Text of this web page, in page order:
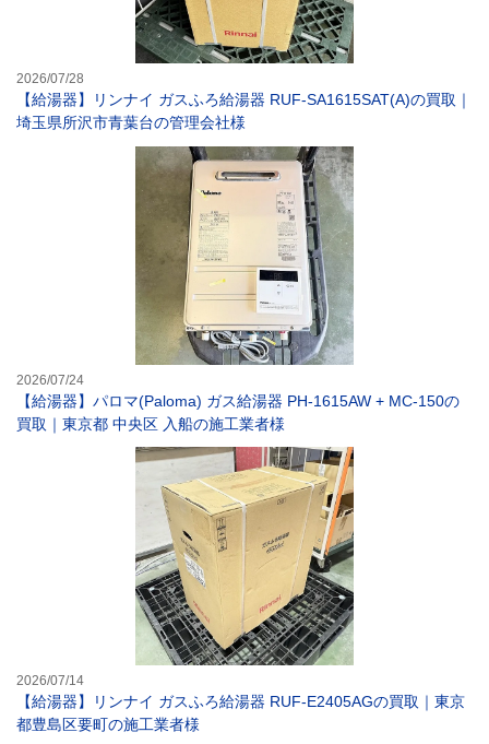
2026/07/28
【給湯器】リンナイ ガスふろ給湯器 RUF-SA1615SAT(A)の買取｜
埼玉県所沢市青葉台の管理会社様
2026/07/24
【給湯器】パロマ(Paloma) ガス給湯器 PH-1615AW + MC-150の
買取｜東京都 中央区 入船の施工業者様
2026/07/14
【給湯器】リンナイ ガスふろ給湯器 RUF-E2405AGの買取｜東京
都豊島区要町の施工業者様